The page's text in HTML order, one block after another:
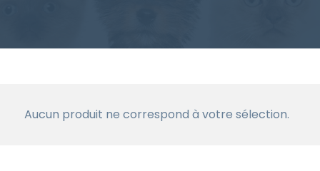
Aucun produit ne correspond à votre sélection.